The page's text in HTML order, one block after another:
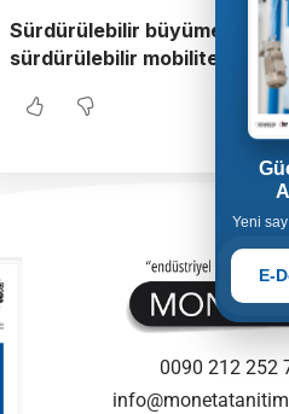
Sürdürülebilir büyüme için
sürdürülebilir mobilite
0090 212 252
Yeni
E-